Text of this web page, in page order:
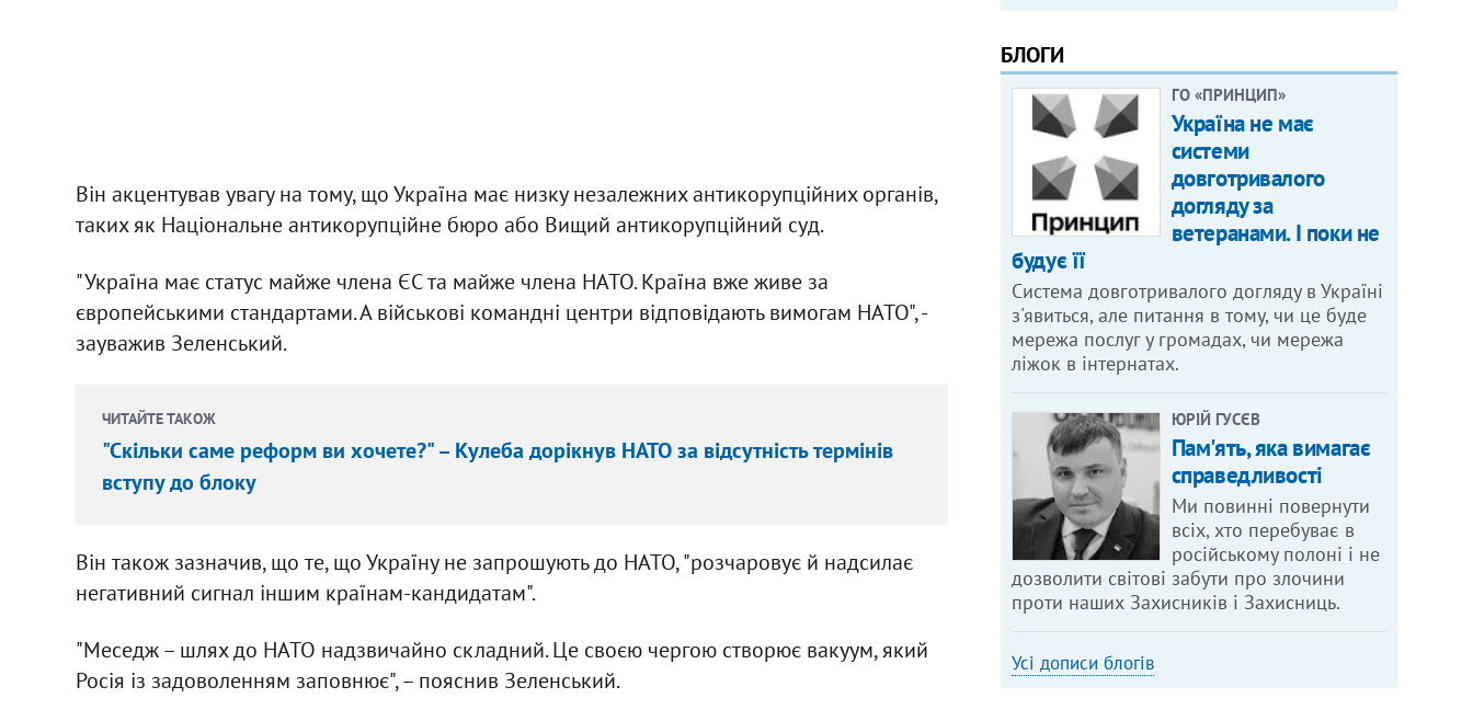
Він акцентував увагу на тому, що Україна має низку незалежних антикорупційних органів,
таких як Національне антикорупційне бюро або Вищий антикорупційний суд.
"Україна має статус майже члена ЄС та майже члена НАТО. Країна вже живе за
європейськими стандартами. А військові командні центри відповідають вимогам НАТО", -
зауважив Зеленський.
ЧИТАЙТЕ ТАКОЖ
"Скільки саме реформ ви хочете?" – Кулеба дорікнув НАТО за відсутність термінів
вступу до блоку
Він також зазначив, що те, що Україну не запрошують до НАТО, "розчаровує й надсилає
негативний сигнал іншим країнам-кандидатам".
"Меседж – шлях до НАТО надзвичайно складний. Це своєю чергою створює вакуум, який
Росія із задоволенням заповнює", – пояснив Зеленський.
БЛОГИ
ГО «ПРИНЦИП»
Україна не має
системи
довготривалого
догляду за
ветеранами. І поки не
будує її
Система довготривалого догляду в Україні
з'явиться, але питання в тому, чи це буде
мережа послуг у громадах, чи мережа
ліжок в інтернатах.
ЮРІЙ ГУСЄВ
Пам'ять, яка вимагає
справедливості
Ми повинні повернути
всіх, хто перебуває в
російському полоні і не
дозволити світові забути про злочини
проти наших Захисників і Захисниць.
Усі дописи блогів